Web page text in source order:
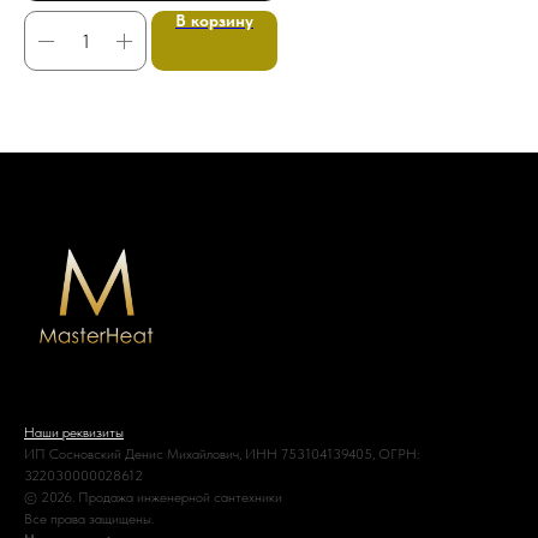
В корзину
Наши реквизиты
ИП Сосновский Денис Михайлович, ИНН 753104139405, ОГРН:
322030000028612
© 2026. Продажа инженерной сантехники
Все права защищены.